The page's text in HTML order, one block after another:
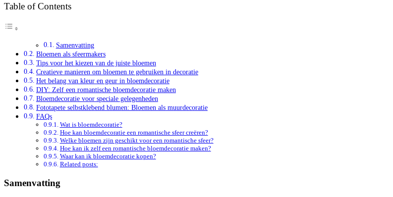
Table of Contents
Samenvatting
Bloemen als sfeermakers
Tips voor het kiezen van de juiste bloemen
Creatieve manieren om bloemen te gebruiken in decoratie
Het belang van kleur en geur in bloemdecoratie
DIY: Zelf een romantische bloemdecoratie maken
Bloemdecoratie voor speciale gelegenheden
Fototapete selbstklebend blumen: Bloemen als muurdecoratie
FAQs
Wat is bloemdecoratie?
Hoe kan bloemdecoratie een romantische sfeer creëren?
Welke bloemen zijn geschikt voor een romantische sfeer?
Hoe kan ik zelf een romantische bloemdecoratie maken?
Waar kan ik bloemdecoratie kopen?
Related posts:
Samenvatting